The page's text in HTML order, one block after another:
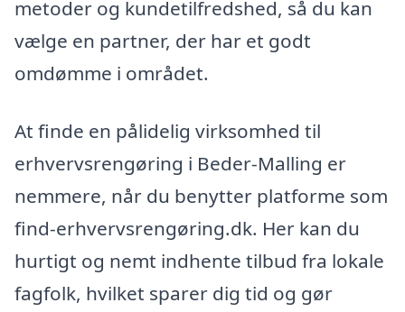
metoder og kundetilfredshed, så du kan
vælge en partner, der har et godt
omdømme i området.
At finde en pålidelig virksomhed til
erhvervsrengøring i Beder-Malling er
nemmere, når du benytter platforme som
find-erhvervsrengøring.dk. Her kan du
hurtigt og nemt indhente tilbud fra lokale
fagfolk, hvilket sparer dig tid og gør